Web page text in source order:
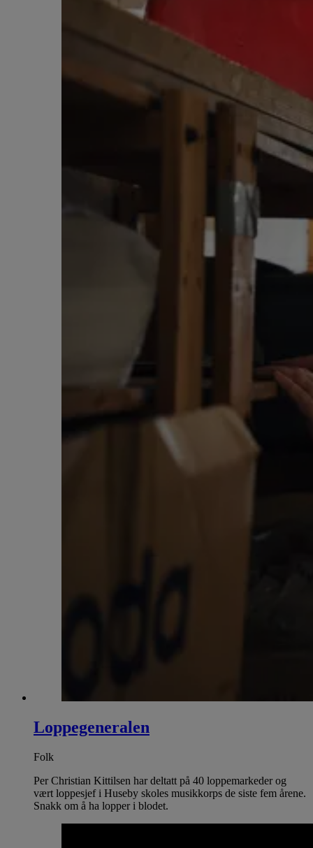
Loppegeneralen
Folk
Per Christian Kittilsen har deltatt på 40 loppemarkeder og
vært loppesjef i Huseby skoles musikkorps de siste fem årene.
Snakk om å ha lopper i blodet.